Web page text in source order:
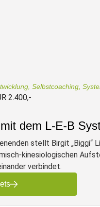
Selbstcoaching
2.400,-
dem L-E-B
stellt Birgit
kinesiologischen
verbindet.